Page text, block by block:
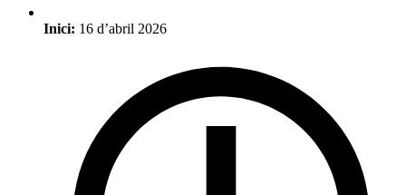
Inici: 16 d’abril 2026